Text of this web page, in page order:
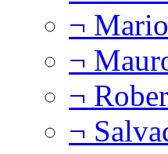
¬
¬
¬
¬